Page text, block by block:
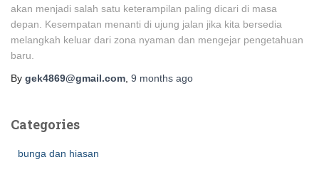
akan menjadi salah satu keterampilan paling dicari di masa
depan. Kesempatan menanti di ujung jalan jika kita bersedia
melangkah keluar dari zona nyaman dan mengejar pengetahuan
baru.
By gek4869@gmail.com 9 months ago
Categories
bunga dan hiasan